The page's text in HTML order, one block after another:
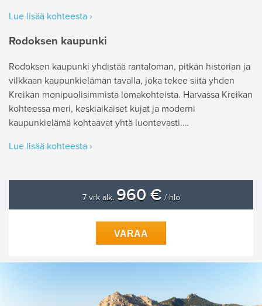
Lue lisää kohteesta ›
Rodoksen kaupunki
Rodoksen kaupunki yhdistää rantaloman, pitkän historian ja
vilkkaan kaupunkielämän tavalla, joka tekee siitä yhden
Kreikan monipuolisimmista lomakohteista. Harvassa Kreikan
kohteessa meri, keskiaikaiset kujat ja moderni
kaupunkielämä kohtaavat yhtä luontevasti.…
Lue lisää kohteesta ›
7 vrk alk. 960 € / hlö
VARAA